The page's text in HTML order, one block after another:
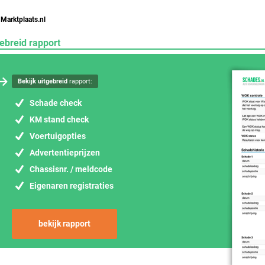
rapport
Bekijk uitgebreid rapport:
Schade check
KM stand check
Voertuigopties
Advertentieprijzen
Chassisnr. / meldcode
Eigenaren registraties
bekijk rapport